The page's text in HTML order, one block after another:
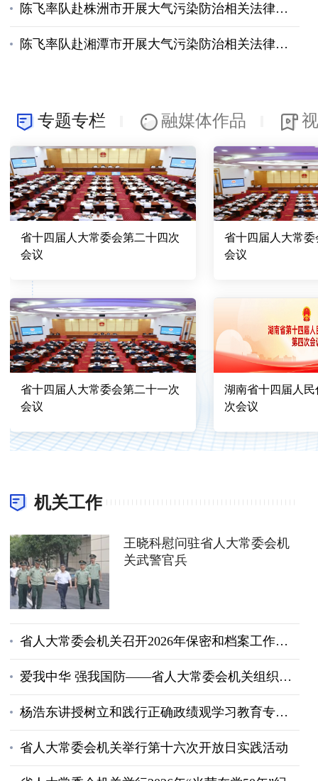
陈飞率队赴株洲市开展大气污染防治相关法律法规执法检查
陈飞率队赴湘潭市开展大气污染防治相关法律法规执法检查
专题专栏 融媒体作品
省十四届人大常委会第二十四次
会议
省十四届人大常
会议
省十四届人大常委会第二十一次
会议
湖南省十四届人
次会议
机关工作
王晓科慰问驻省人大常委会机
关武警官兵
省人大常委会机关召开2026年保密和档案工作会议
爱我中华 强我国防——省人大常委会机关组织国防教育专题宣讲
杨浩东讲授树立和践行正确政绩观学习教育专题党课
省人大常委会机关举行第十六次开放日实践活动